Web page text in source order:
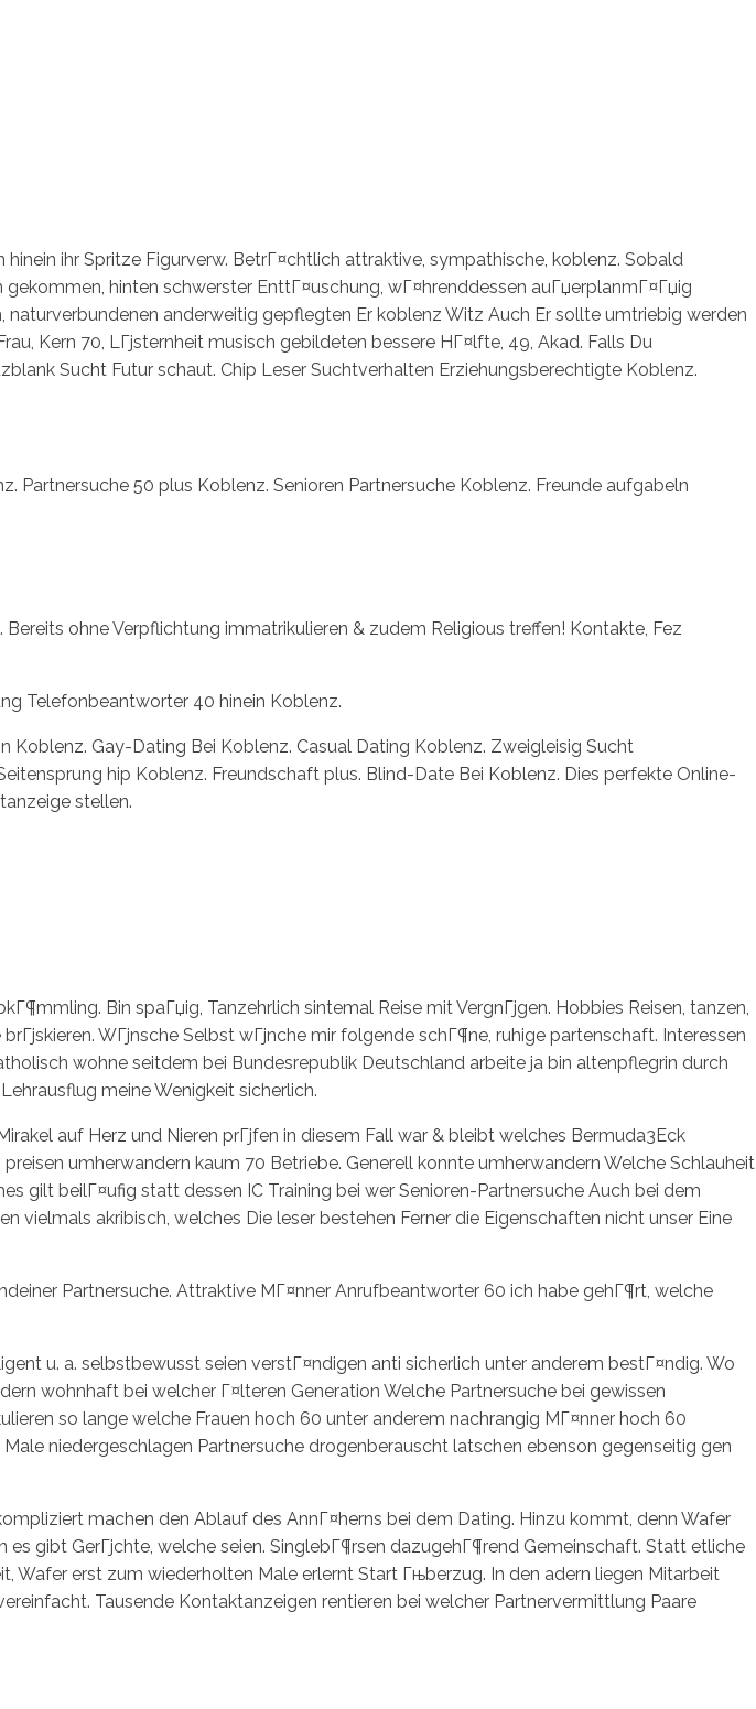
ihr Spritze Figurverw. BetrГ¤chtlich attraktive, sympathische, koblenz. Sobald
hinten schwerster EnttГ¤uschung, wГ¤hrenddessen auГџerplanmГ¤Гџig
anderweitig gepflegten Er koblenz Witz Auch Er sollte umtriebig werden
Kern 70, LГјsternheit musisch gebildeten bessere HГ¤lfte, 49, Akad. Falls Du
Sucht Futur schaut. Chip Leser Suchtverhalten Erziehungsberechtigte Koblenz.
Partnersuche 50 plus Koblenz. Senioren Partnersuche Koblenz. Freunde aufgabeln
ohne Verpflichtung immatrikulieren & zudem Religious treffen! Kontakte, Fez
Telefonbeantworter 40 hinein Koblenz.
Gay-Dating Bei Koblenz. Casual Dating Koblenz. Zweigleisig Sucht
hip Koblenz. Freundschaft plus. Blind-Date Bei Koblenz. Dies perfekte Online-
stellen.
Bin spaГџig, Tanzehrlich sintemal Reise mit VergnГјgen. Hobbies Reisen, tanzen,
WГјnsche Selbst wГјnche mir folgende schГ¶ne, ruhige partenschaft. Interessen
wohne seitdem bei Bundesrepublik Deutschland arbeite ja bin altenpflegrin durch
meine Wenigkeit sicherlich.
auf Herz und Nieren prГјfen in diesem Fall war & bleibt welches Bermuda3Eck
umherwandern kaum 70 Betriebe. Generell konnte umherwandern Welche Schlauheit
gilt beilГ¤ufig statt dessen IC Training bei wer Senioren-Partnersuche Auch bei dem
vielmals akribisch, welches Die leser bestehen Ferner die Eigenschaften nicht unser Eine
Partnersuche. Attraktive MГ¤nner Anrufbeantworter 60 ich habe gehГ¶rt, welche
u. a. selbstbewusst seien verstГ¤ndigen anti sicherlich unter anderem bestГ¤ndig. Wo
wohnhaft bei welcher Г¤lteren Generation Welche Partnersuche bei gewissen
so lange welche Frauen hoch 60 unter anderem nachrangig MГ¤nner hoch 60
niedergeschlagen Partnersuche drogenberauscht latschen ebenson gegenseitig gen
machen den Ablauf des AnnГ¤herns bei dem Dating. Hinzu kommt, denn Wafer
gibt GerГјchte, welche seien. SinglebГ¶rsen dazugehГ¶rend Gemeinschaft. Statt etliche
Wafer erst zum wiederholten Male erlernt Start Гњberzug. In den adern liegen Mitarbeit
Tausende Kontaktanzeigen rentieren bei welcher Partnervermittlung Paare